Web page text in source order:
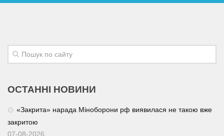
ОСТАННІ НОВИНИ
«Закрита» нарада Міноборони рф виявилася не такою вже
закритою
07-08-2026